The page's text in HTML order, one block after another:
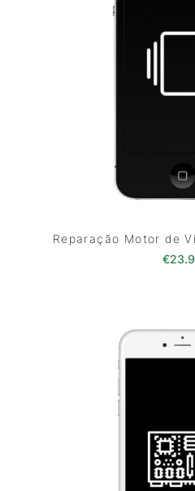
Reparação Motor de
€